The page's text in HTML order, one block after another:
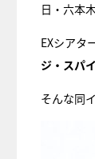
日・六本
EXシアタ
ジ・スパ
そんな同